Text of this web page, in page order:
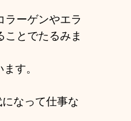
ラーゲンやエラ
とでたるみま
す。
なって仕事な